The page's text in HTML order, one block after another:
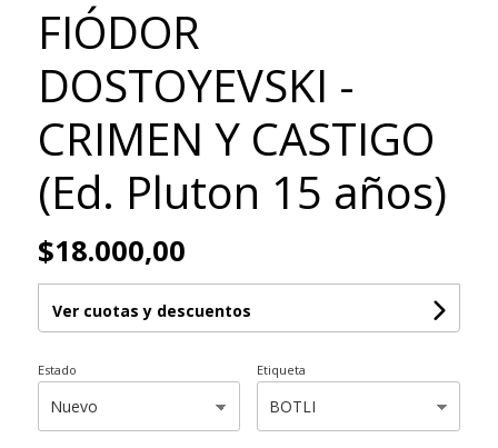
FIÓDOR
DOSTOYEVSKI -
CRIMEN Y CASTIGO
(Ed. Pluton 15 años)
$18.000,00
Ver cuotas y descuentos
Estado Etiqueta